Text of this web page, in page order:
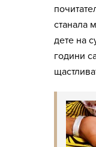
станала
дете на
години